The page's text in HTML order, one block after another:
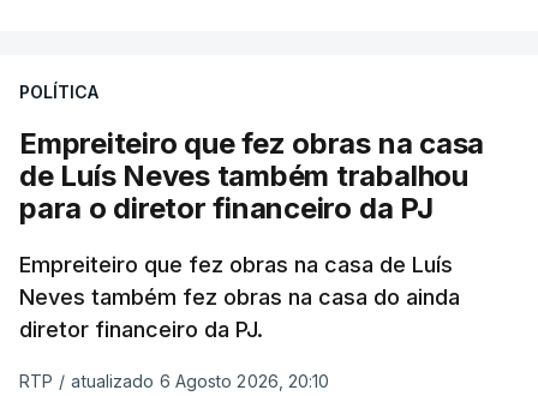
POLÍTICA
Empreiteiro que fez obras na casa
de Luís Neves também trabalhou
para o diretor financeiro da PJ
Empreiteiro que fez obras na casa de Luís
Neves também fez obras na casa do ainda
diretor financeiro da PJ.
RTP / atualizado 6 Agosto 2026, 20:10